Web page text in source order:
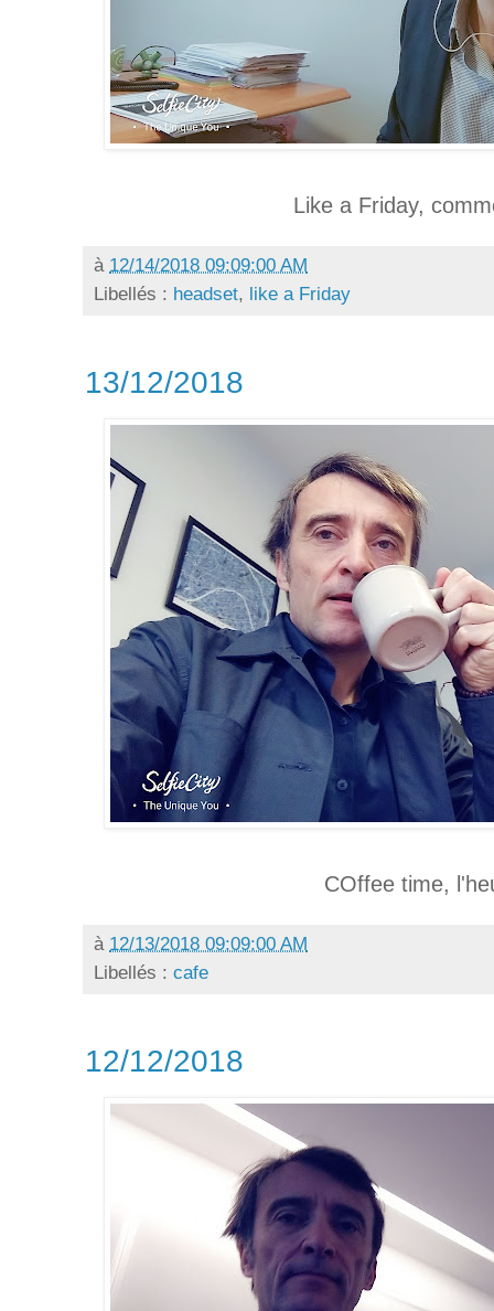
Like a Friday,
à 12/14/2018 09:09:00 AM
Libellés : headset, like a Friday
13/12/2018
COffee time,
à 12/13/2018 09:09:00 AM
Libellés : cafe
12/12/2018